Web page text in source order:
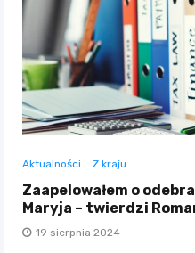
Aktualności Z kraju
Zaapelowałem o
Maryja – twierdzi
19 sierpnia 2024